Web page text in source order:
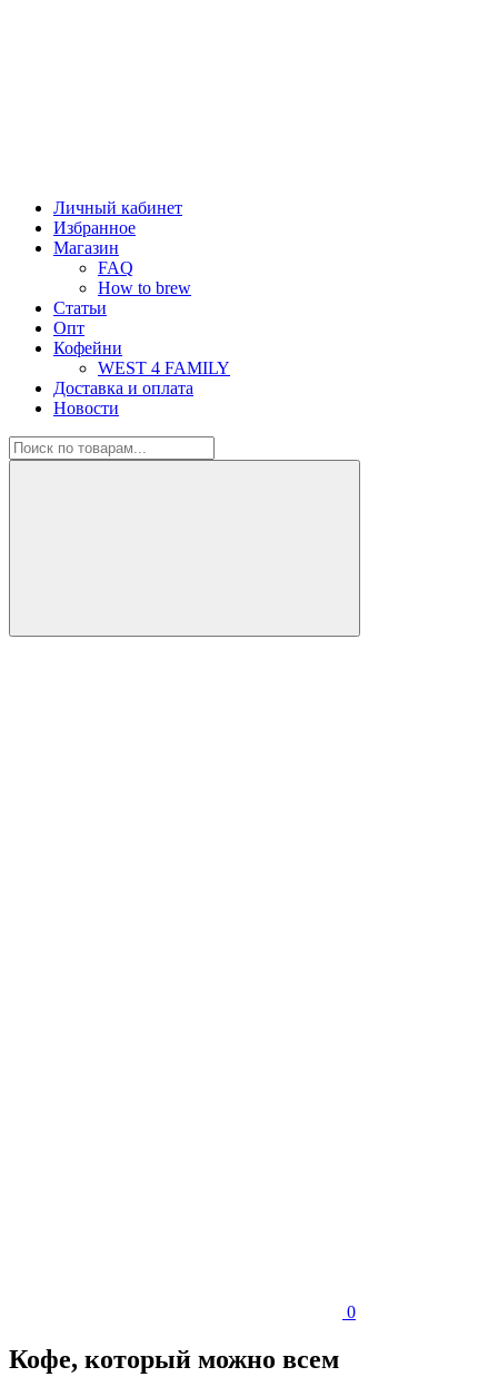
Личный кабинет
Избранное
Магазин
FAQ
How to brew
Статьи
Опт
Кофейни
WEST 4 FAMILY
Доставка и оплата
Новости
0
Кофе, который можно всем